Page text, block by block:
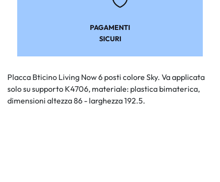
PAGAMENTI
SICURI
Placca Bticino Living Now 6 posti colore Sky. Va applicata
solo su supporto K4706, materiale: plastica bimaterica,
dimensioni altezza 86 - larghezza 192.5.